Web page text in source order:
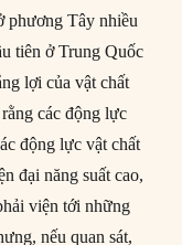
phương Tây nhiều
tiên ở Trung Quốc
lợi của vật chất
các động lực
động lực vật chất
đại năng suất cao,
viện tới những
nếu quan sát,